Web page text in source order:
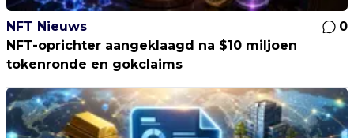
NFT Nieuws
0
NFT-oprichter aangeklaagd na $10 miljoen
tokenronde en gokclaims